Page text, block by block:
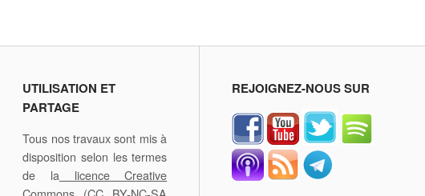
UTILISATION ET
PARTAGE
Tous nos travaux sont mis à
disposition selon les termes
de la licence Creative
REJOIGNEZ-NOUS SUR